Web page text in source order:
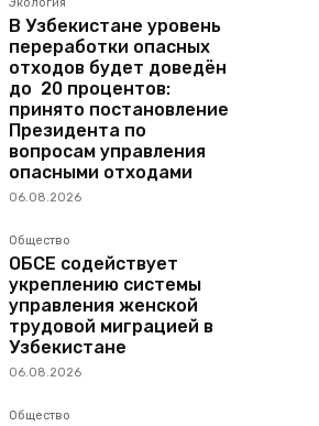
В Узбекистане уровень
переработки опасных
отходов будет доведён
до 20 процентов:
принято постановление
Президента по
вопросам управления
опасными отходами
06.08.2026
Общество
ОБСЕ содействует
укреплению системы
управления женской
трудовой миграцией в
Узбекистане
06.08.2026
Общество